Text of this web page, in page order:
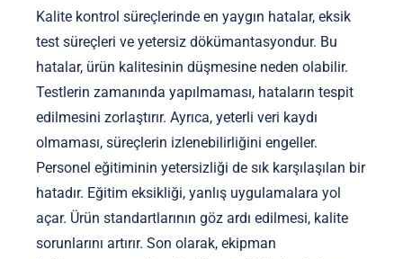
Kalite kontrol süreçlerinde en yaygın hatalar, eksik
test süreçleri ve yetersiz dökümantasyondur. Bu
hatalar, ürün kalitesinin düşmesine neden olabilir.
Testlerin zamanında yapılmaması, hataların tespit
edilmesini zorlaştırır. Ayrıca, yeterli veri kaydı
olmaması, süreçlerin izlenebilirliğini engeller.
Personel eğitiminin yetersizliği de sık karşılaşılan bir
hatadır. Eğitim eksikliği, yanlış uygulamalara yol
açar. Ürün standartlarının göz ardı edilmesi, kalite
sorunlarını artırır. Son olarak, ekipman